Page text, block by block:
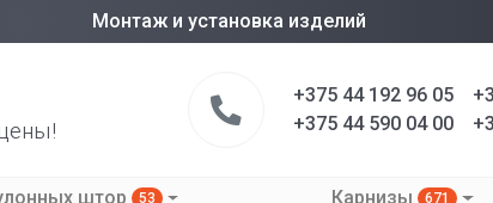
Монтаж и установка изделий
+375 44 192 96 05
+375 44 590 04 00
штор 53 Карнизы 671